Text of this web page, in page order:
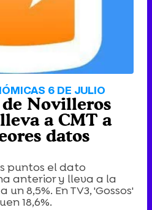
6 DE JULIO
Novilleros
a CMT a
datos
puntos el dato
anterior y lleva a la
8,5%. En TV3, 'Gossos'
18,6%.